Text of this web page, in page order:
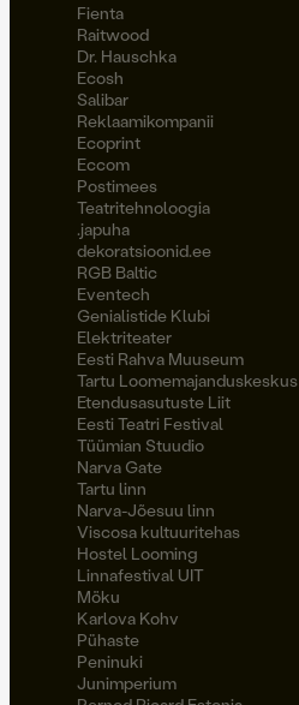
Fienta
Raitwood
Dr. Hauschka
Ecosh
Salibar
Reklaamikompanii
Ecoprint
Eccom
Postimees
Teatritehnoloogia
.japuha
dekoratsioonid.ee
RGB Baltic
Eventech
Genialistide Klubi
Elektriteater
Eesti Rahva Muuseum
Tartu Loomemajanduskeskus
Etendusasutuste Liit
Eesti Teatri Festival
Tüümian Stuudio
Narva Gate
Tartu linn
Narva-Jõesuu linn
Viscosa kultuuritehas
Hostel Looming
Linnafestival UIT
Möku
Karlova Kohv
Pühaste
Peninuki
Junimperium